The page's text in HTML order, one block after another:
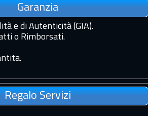
Garanzia
e di Autenticità (GIA).
o Rimborsati.
Regalo Servizi